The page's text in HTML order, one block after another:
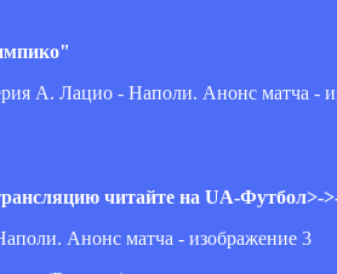
"
читайте на UA-Футбол>-